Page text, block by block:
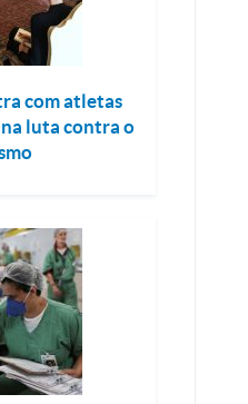
com atletas
luta contra o